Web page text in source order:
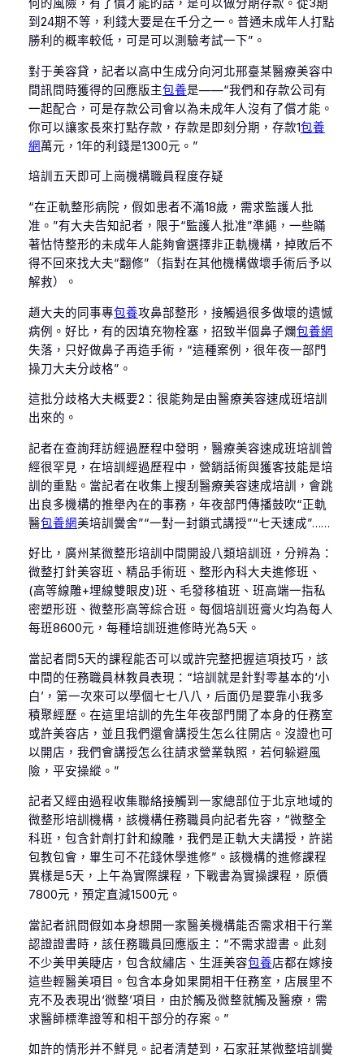
何的風險，有了償才能的話，是可以做分期存款。從3期
到24期不等，利錢大要是在千分之一。普通未成年人打點
勝利的概率較低，可是可以測驗考試一下”。
對于美容貸，記者以高中生成分向河北邢臺某醫療美容中
間訊問時獲得的回應版主包養是——“我們和存款公司有
一起配合，可是存款公司會以為未成年人沒有了償才能。
你可以讓家長來打點存款，存款是即刻分期，存款1包養
網萬元，1年的利錢是1300元。”
培訓五天即可上崗機構職員程度存疑
“在正軌整形病院，假如患者不滿18歲，需求監護人批
准。”有大夫告知記者，限于“監護人批准”準繩，一些瞞
著怙恃整形的未成年人能夠會選擇非正軌機構，掉敗后不
得不回來找大夫“翻修”（指對在其他機構做壞手術后予以
解救）。
趙大夫的同事專包養攻鼻部整形，接觸過很多做壞的遺憾
病例。好比，有的因填充物栓塞，招致半個鼻子爛包養網
失落，只好做鼻子再造手術，“這種案例，很年夜一部門
操刀大夫分歧格”。
這批分歧格大夫概要2：很能夠是由醫療美容速成班培訓
出來的。
記者在查詢拜訪經過歷程中發明，醫療美容速成班培訓曾
經很罕見，在培訓經過歷程中，營銷話術與獲客技能是培
訓的重點。當記者在收集上搜刮醫療美容速成培訓，會跳
出良多機構的推舉內在的事務，年夜部門傳播鼓吹“正軌
醫包養網美培訓黌舍”“一對一封鎖式講授”“七天速成”……
好比，廣州某微整形培訓中間開設八類培訓班，分辨為：
微整打針美容班、精品手術班、整形內科大夫進修班、
(高等線雕+埋線雙眼皮)班、毛發移植班、班高端一指私
密塑形班、微整形高等綜合班。每個培訓班膏火均為每人
每班8600元，每種培訓班進修時光為5天。
當記者問5天的課程能否可以或許完整把握這項技巧，該
中間的任務職員林教員表現：“培訓就是針對零基本的‘小
白’，第一次來可以學個七七八八，后面仍是要靠小我多
積聚經歷。在這里培訓的先生年夜部門開了本身的任務室
或許美容店，並且我們還會講授生怎么往開店。沒證也可
以開店，我們會講授怎么往請求營業執照，若何躲避風
險，平安操縱。”
記者又經由過程收集聯絡接觸到一家總部位于北京地域的
微整形培訓機構，該機構任務職員向記者先容，“微整全
科班，包含針劑打針和線雕，我們是正軌大夫講授，許諾
包教包會，畢生可不花錢休學進修”。該機構的進修課程
異樣是5天，上午為實際課程，下戰書為實操課程，原價
7800元，預定直減1500元。
當記者訊問假如本身想開一家醫美機構能否需求相干行業
認證證書時，該任務職員回應版主：“不需求證書。此刻
不少美甲美睫店，包含紋繡店、生涯美容包養店都在嫁接
這些輕醫美項目。包含本身如果開相干任務室，店展里不
克不及表現出‘微整’項目，由於觸及微整就觸及醫療，需
求醫師標準證等和相干部分的存案。”
如許的情形并不鮮見。記者清楚到，石家莊某微整培訓黌